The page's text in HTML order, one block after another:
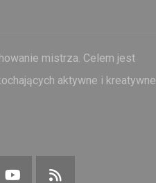
mistrza. Celem jest
aktywne i kreatywne